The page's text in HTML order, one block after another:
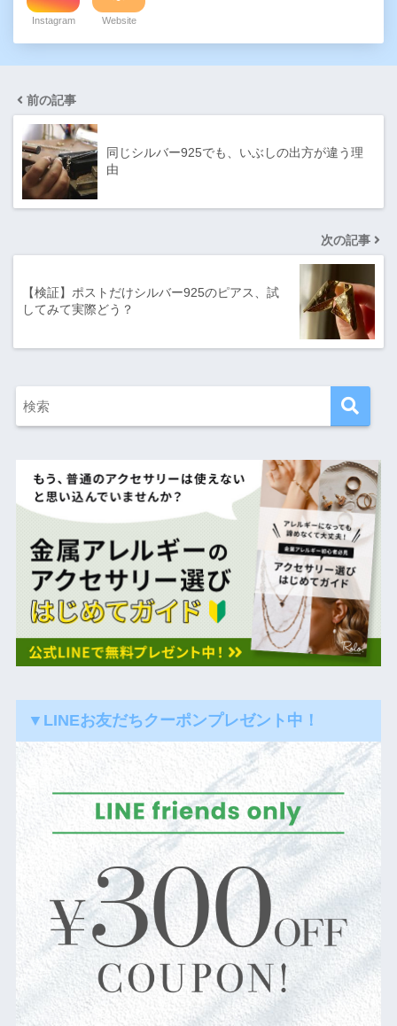
Instagram Website
前の記事
同じシルバー925でも、いぶしの出方が違う理
由
次の記事
【検証】ポストだけシルバー925のピアス、試
してみて実際どう？
▼LINEお友だちクーポンプレゼント中！